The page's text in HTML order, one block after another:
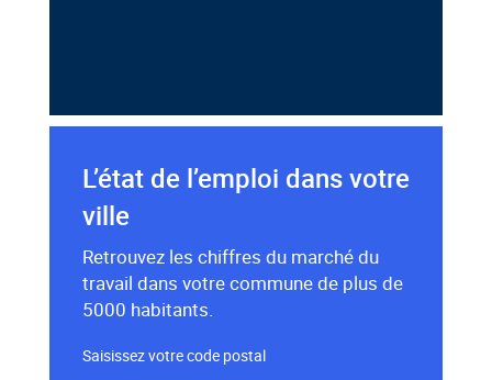
L’état de l’emploi dans votre
ville
Retrouvez les chiffres du marché du
travail dans votre commune de plus de
5000 habitants.
Saisissez votre code postal